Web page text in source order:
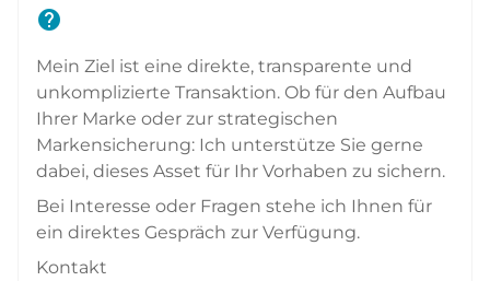
help
Mein Ziel ist eine direkte, transparente und
unkomplizierte Transaktion. Ob für den Aufbau
Ihrer Marke oder zur strategischen
Markensicherung: Ich unterstütze Sie gerne
dabei, dieses Asset für Ihr Vorhaben zu sichern.
Bei Interesse oder Fragen stehe ich Ihnen für
ein direktes Gespräch zur Verfügung.
Kontakt